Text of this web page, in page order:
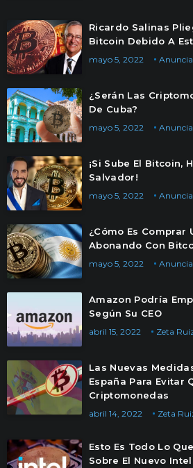
Ricardo Salinas
Bitcoin Debido A
mayo 5, 2022
¿Serán Las
De Cuba?
mayo 5, 2022
¡Si Sube El Bitcoin,
Salvador!
mayo 5, 2022
¿Cómo Es Comprar
Abonando Con
mayo 5, 2022
Amazon Podría
Según Su CEO
Zeta
abril 15, 2022
Las Nuevas
España Para Evitar
Criptomonedas
Zeta
abril 14, 2022
Esto Es Todo Lo
Sobre El Nuevo